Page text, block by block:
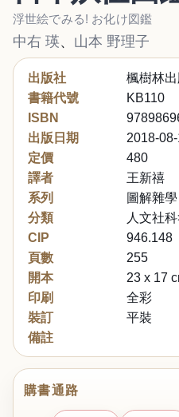
浮世絵でみる! お化け図鑑
中右 瑛、 山本 野理子
出版社
楓樹林
書籍代號
KB110
ISBN
出版日期
2018-
定價
480
譯者
王新禧
系列
圖解雜學
分類
人文社
CIP
946.148
頁數
255
開本
23 x 17
印刷
全彩
裝訂
平裝
備註
購書通路